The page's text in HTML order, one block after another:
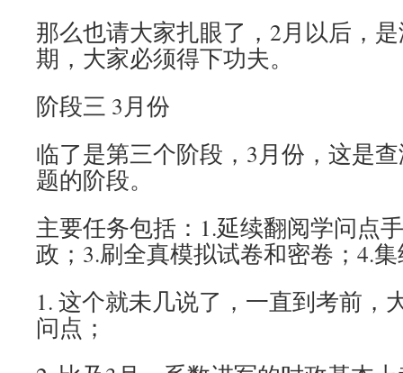
那么也请大家扎眼了，2月以后，
期，大家必须得下功夫。
阶段三 3月份
临了是第三个阶段，3月份，这是
题的阶段。
主要任务包括：1.延续翻阅学问点
政；3.刷全真模拟试卷和密卷；4.
1. 这个就未几说了，一直到考前，
问点；